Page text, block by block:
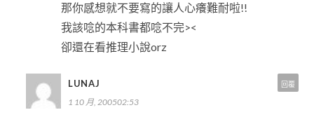
那你感想就不要寫的讓人心癢難耐啦!!
我該唸的本科書都唸不完><
卻還在看推理小說orz
LUNAJ
1 10 月, 200502:53
回覆